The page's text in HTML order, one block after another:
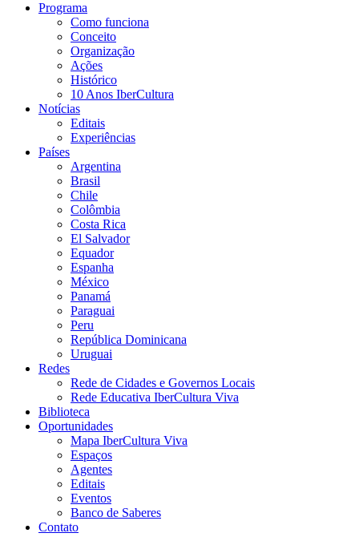
Programa
Como funciona
Conceito
Organização
Ações
Histórico
10 Anos IberCultura
Notícias
Editais
Experiências
Países
Argentina
Brasil
Chile
Colômbia
Costa Rica
El Salvador
Equador
Espanha
México
Panamá
Paraguai
Peru
República Dominicana
Uruguai
Redes
Rede de Cidades e Governos Locais
Rede Educativa IberCultura Viva
Biblioteca
Oportunidades
Mapa IberCultura Viva
Espaços
Agentes
Editais
Eventos
Banco de Saberes
Contato